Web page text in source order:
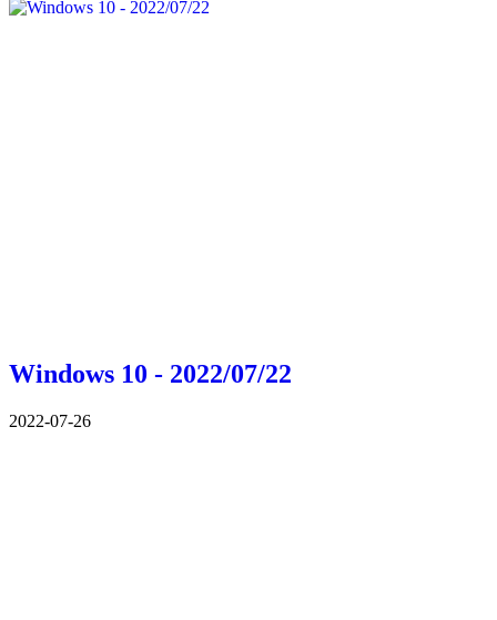
Windows 10 - 2022/07/22
2022-07-26